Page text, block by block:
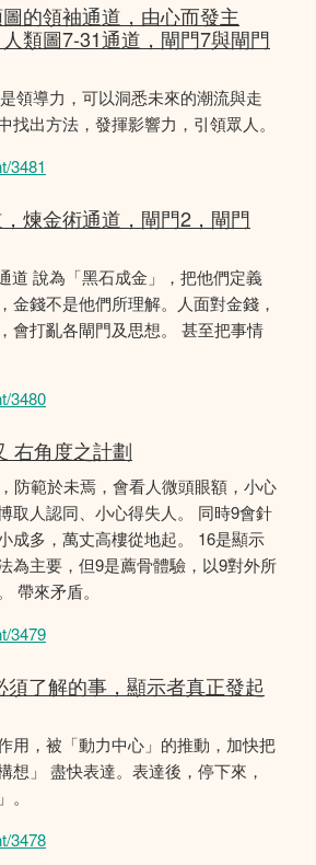
的領袖通道，由心而發主
類圖7-31通道，閘門7與閘門
領導力，可以洞悉未來的潮流與走
找出方法，發揮影響力，引領眾人。
3481
煉金術通道，閘門2，閘門
道 說為「黑石成金」，把他們定義
金錢不是他們所理解。人面對金錢，
會打亂各閘門及思想。 甚至把事情
3480
右角度之計劃
防範於未焉，會看人微頭眼額，小心
取人認同、小心得失人。 同時9會針
成多，萬丈高樓從地起。 16是顯示
為主要，但9是薦骨體驗，以9對外所
帶來矛盾。
3479
須了解的事，顯示者真正發起
用，被「動力中心」的推動，加快把
想」 盡快表達。表達後，停下來，
3478